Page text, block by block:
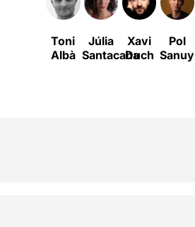
Toni
Albà
Júlia
Santacana
Xavi
Duch
Pol
Sanuy